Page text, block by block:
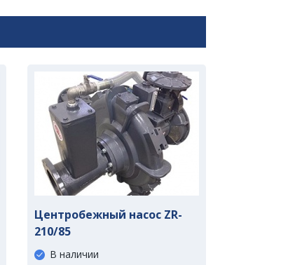
Центробежный насос ZR-
210/85
В наличии